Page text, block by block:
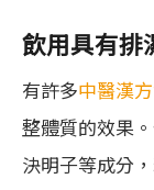
飲用具有排
有許多中醫漢
整體質的效果
決明子等成分